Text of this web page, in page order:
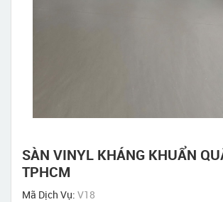
SÀN VINYL KHÁNG KHUẨN
TPHCM
Mã Dịch Vụ: V18